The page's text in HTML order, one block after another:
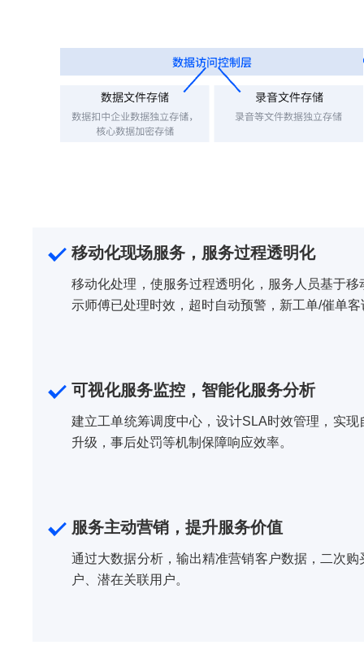
移动化现场服务，服务过程透明化
移动化处理，使服务过程透明化，服务人员基于
示师傅已处理时效，超时自动预警，新工单/催单
可视化服务监控，智能化服务分析
建立工单统筹调度中心，设计SLA时效管理，实
升级，事后处罚等机制保障响应效率。
服务主动营销，提升服务价值
通过大数据分析，输出精准营销客户数据，二次
户、潜在关联用户。